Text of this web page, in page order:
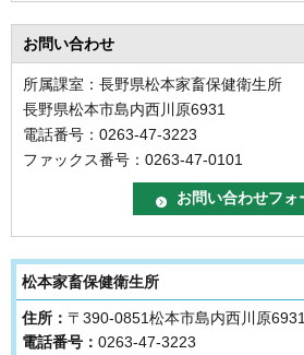
お問い合わせ
所属課室：長野県松本家畜保健衛生所
長野県松本市島内西川原6931
電話番号：0263-47-3223
ファックス番号：0263-47-0101
松本家畜保健衛生所
住所： 〒390-0851松本市島内西川原6931
電話番号： 0263-47-3223